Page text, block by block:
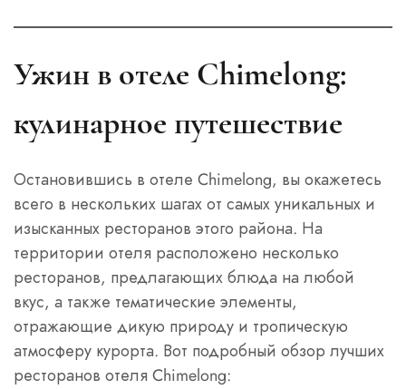
Ужин в отеле Chimelong:
кулинарное путешествие
Остановившись в отеле Chimelong, вы окажетесь
всего в нескольких шагах от самых уникальных и
изысканных ресторанов этого района. На
территории отеля расположено несколько
ресторанов, предлагающих блюда на любой
вкус, а также тематические элементы,
отражающие дикую природу и тропическую
атмосферу курорта. Вот подробный обзор лучших
ресторанов отеля Chimelong: